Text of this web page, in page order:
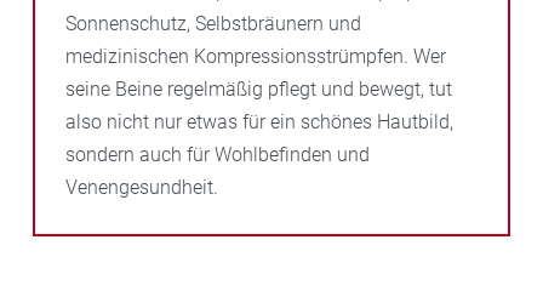
Sonnenschutz, Selbstbräunern und
medizinischen Kompressionsstrümpfen. Wer
seine Beine regelmäßig pflegt und bewegt, tut
also nicht nur etwas für ein schönes Hautbild,
sondern auch für Wohlbefinden und
Venengesundheit.